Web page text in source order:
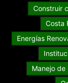
Construir
Costa
Energías
Manejo de